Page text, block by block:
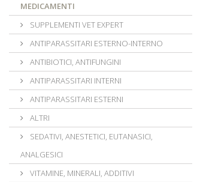
MEDICAMENTI
SUPPLEMENTI VET EXPERT
ANTIPARASSITARI ESTERNO-INTERNO
ANTIBIOTICI, ANTIFUNGINI
ANTIPARASSITARI INTERNI
ANTIPARASSITARI ESTERNI
ALTRI
SEDATIVI, ANESTETICI, EUTANASICI,
ANALGESICI
VITAMINE, MINERALI, ADDITIVI